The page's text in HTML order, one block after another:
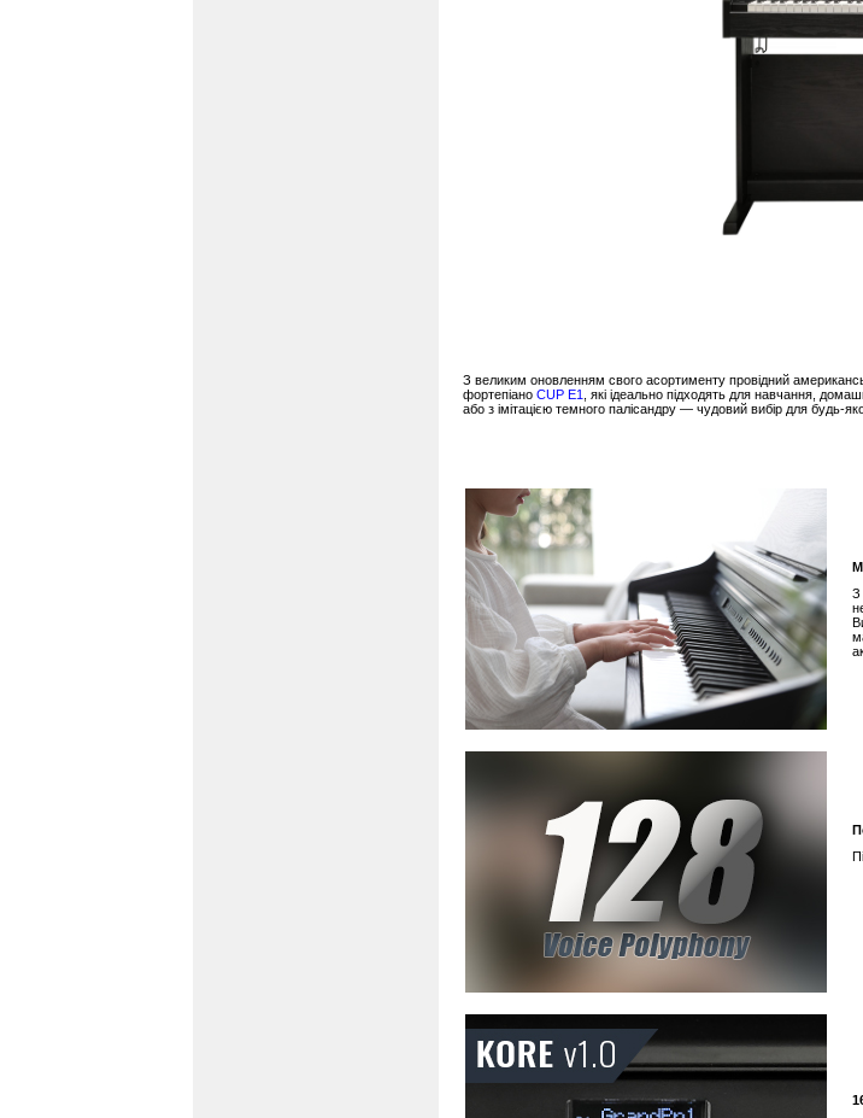
З великим оновленням свого асортименту провідний
фортепіано CUP E1
, які ідеально підходять для навчання,
або з імітацією темного палісандру — чудовий вибір для будь-
З